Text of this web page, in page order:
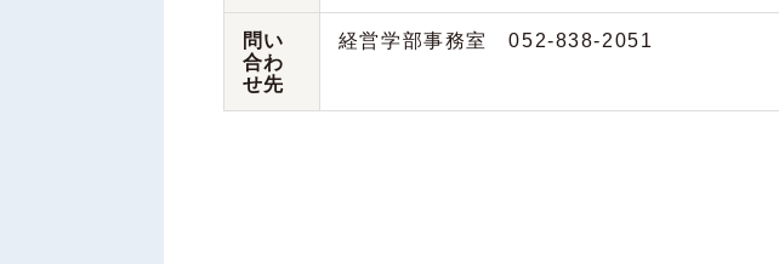
問い
合わ
せ先
経営学部事務室 052-838-2051